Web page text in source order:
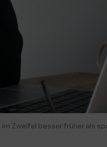
Zweifel besser früher als